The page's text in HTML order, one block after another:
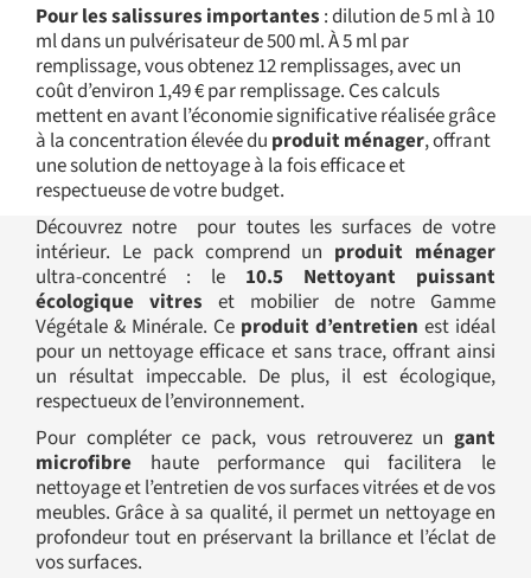
Pour les salissures importantes : dilution de 5 ml à 10
ml dans un pulvérisateur de 500 ml. À 5 ml par
remplissage, vous obtenez 12 remplissages, avec un
coût d’environ 1,49 € par remplissage. Ces calculs
mettent en avant l’économie significative réalisée grâce
à la concentration élevée du produit ménager, offrant
une solution de nettoyage à la fois efficace et
respectueuse de votre budget.
Découvrez notre pour toutes les surfaces de votre
intérieur. Le pack comprend un produit ménager
ultra-concentré : le 10.5 Nettoyant puissant
écologique vitres et mobilier de notre Gamme
Végétale & Minérale. Ce produit d’entretien est idéal
pour un nettoyage efficace et sans trace, offrant ainsi
un résultat impeccable. De plus, il est écologique,
respectueux de l’environnement.
Pour compléter ce pack, vous retrouverez un gant
microfibre haute performance qui facilitera le
nettoyage et l’entretien de vos surfaces vitrées et de vos
meubles. Grâce à sa qualité, il permet un nettoyage en
profondeur tout en préservant la brillance et l’éclat de
vos surfaces.